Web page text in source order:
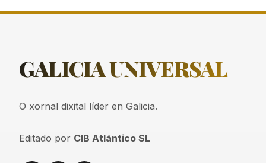
GALICIAUNIVERSAL
O xornal dixital líder en Galicia.
Editado por CIB Atlántico SL